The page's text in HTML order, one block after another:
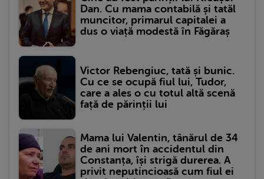
Dan. Cu mama contabilă și tatăl
muncitor, primarul capitalei a
dus o viață modestă în Făgăraș
Victor Rebengiuc, tată și bunic.
Cu ce se ocupă fiul lui, Tudor,
care a ales o cu totul altă scenă
față de părinții lui
Mama lui Valentin, tânărul de 34
de ani mort în accidentul din
Constanța, își strigă durerea. A
privit neputincioasă cum fiul ei